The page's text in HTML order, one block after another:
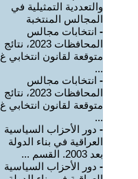
والتعددية التمثيلية في
المجالس المنتخبة
- انتخابات مجالس
المحافظات 2023، نتائج
متوقعة لقانون انتخابي غ
...
- انتخابات مجالس
المحافظات 2023، نتائج
متوقعة لقانون انتخابي غ
...
- دور الأحزاب السياسية
العراقية في بناء الدولة
بعد 2003. القسم ...
- دور الأحزاب السياسية